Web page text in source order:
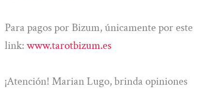
Para pagos por Bizum, únicamente por este
link: www.tarotbizum.es
¡Atención! Marian Lugo, brinda opiniones